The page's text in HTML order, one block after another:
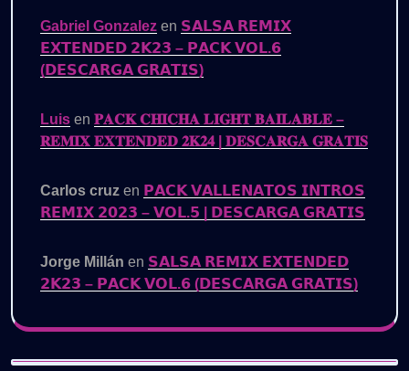
Gabriel Gonzalez en 𝗦𝗔𝗟𝗦𝗔 𝗥𝗘𝗠𝗜𝗫
𝗘𝗫𝗧𝗘𝗡𝗗𝗘𝗗 𝟮𝗞𝟮𝟯 – 𝗣𝗔𝗖𝗞 𝗩𝗢𝗟.𝟲
(𝗗𝗘𝗦𝗖𝗔𝗥𝗚𝗔 𝗚𝗥𝗔𝗧𝗜𝗦)
Luis en 𝐏𝐀𝐂𝐊 𝐂𝐇𝐈𝐂𝐇𝐀 𝐋𝐈𝐆𝐇𝐓 𝐁𝐀𝐈𝐋𝐀𝐁𝐋𝐄 –
𝐑𝐄𝐌𝐈𝐗 𝐄𝐗𝐓𝐄𝐍𝐃𝐄𝐃 𝟐𝐊𝟐𝟒 | 𝐃𝐄𝐒𝐂𝐀𝐑𝐆𝐀 𝐆𝐑𝐀𝐓𝐈𝐒
Carlos cruz en 𝗣𝗔𝗖𝗞 𝗩𝗔𝗟𝗟𝗘𝗡𝗔𝗧𝗢𝗦 𝗜𝗡𝗧𝗥𝗢𝗦
𝗥𝗘𝗠𝗜𝗫 𝟮𝟬𝟮𝟯 – 𝗩𝗢𝗟.𝟱 | 𝗗𝗘𝗦𝗖𝗔𝗥𝗚𝗔 𝗚𝗥𝗔𝗧𝗜𝗦
Jorge Millán en 𝗦𝗔𝗟𝗦𝗔 𝗥𝗘𝗠𝗜𝗫 𝗘𝗫𝗧𝗘𝗡𝗗𝗘𝗗
𝟮𝗞𝟮𝟯 – 𝗣𝗔𝗖𝗞 𝗩𝗢𝗟.𝟲 (𝗗𝗘𝗦𝗖𝗔𝗥𝗚𝗔 𝗚𝗥𝗔𝗧𝗜𝗦)